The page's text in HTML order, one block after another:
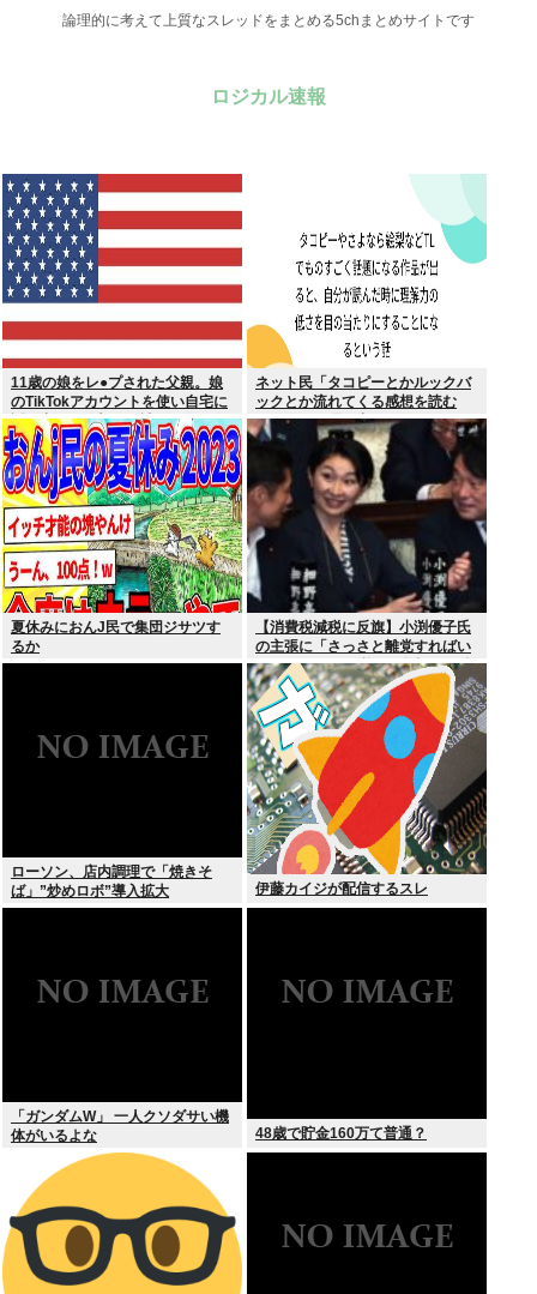
論理的に考えて上質なスレッドをまとめる5chまとめサイトです
ロジカル速報
11歳の娘をレ●プされた父親。娘
のTikTokアカウントを使い自宅に
誘き出し、銃撃で天誅！
ネット民「タコピーとかルックバ
ックとか流れてくる感想を読む
と、俺って理解力低すぎ！？ って
超凹む。つらい」
夏休みにおんJ民で集団ジサツす
るか
【消費税減税に反旗】小渕優子氏
の主張に「さっさと離党すればい
いのに」SNSで逆風…父親から続
く「消費税の系譜」とは
ローソン、店内調理で「焼きそ
ば」”炒めロボ”導入拡大
伊藤カイジが配信するスレ
「ガンダムW」 一人クソダサい機
体がいるよな
48歳で貯金160万て普通？